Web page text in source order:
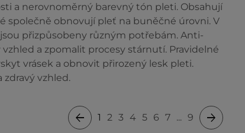
a nerovnoměrný barevný tón pleti. Obsahují
společně obnovují pleť na buněčné úrovni. V
přizpůsobeny různým potřebám. Anti-
a zpomalit procesy stárnutí. Pravidelné
vrásek a obnovit přirozený lesk pleti.
zdravý vzhled.
1 2 3 4 5 6 7 ... 9